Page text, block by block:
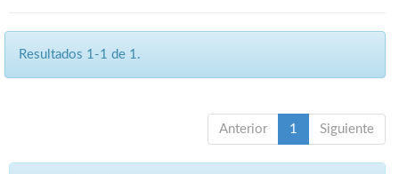
Resultados 1-1 de 1.
Anterior 1 Siguiente